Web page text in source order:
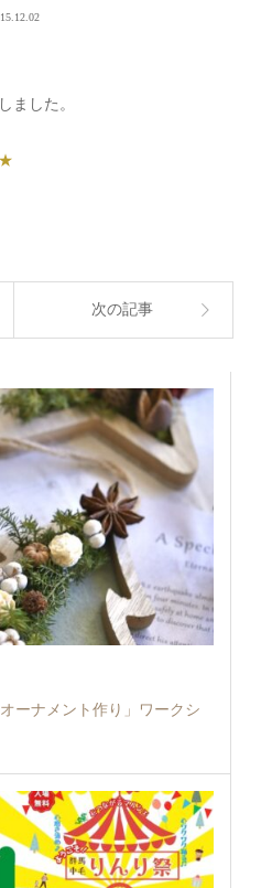
ました。
次の記事
ーナメント作り」ワークシ